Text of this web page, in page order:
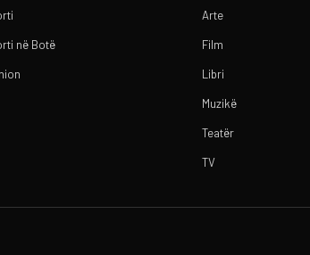
në Botë
Arte
Film
Libri
Muzikë
Teatër
TV